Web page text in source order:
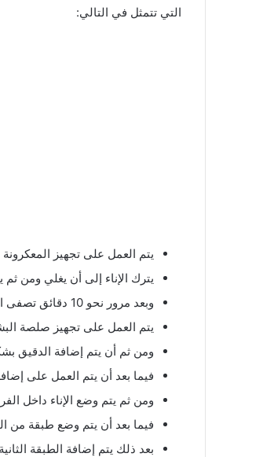
التي تتمثل في التالي:
يتم العمل على تجهيز
يترك الإناء إلى أن يغلي ومن
وبعد مرور نحو 10 دقائق تصفى المعكرونة من الماء، ويتم وضعها على جهة قليلاً.
يتم العمل على تجهيز صلصة
ومن ثم أن يتم إضافة الدقيق
فيما بعد أن يتم العمل على
ومن ثم يتم وضع الإناء داخل
فيما بعد أن يتم وضع طبقة من
بعد ذلك يتم إضافة الطبقة